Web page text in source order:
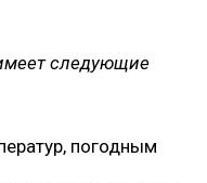
следующие
погодным